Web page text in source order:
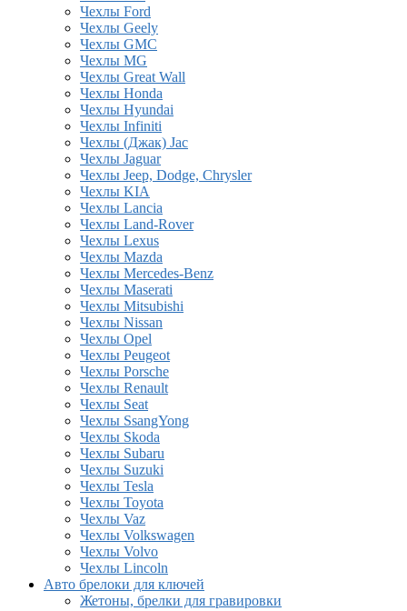
Чехлы Ford
Чехлы Geely
Чехлы GMC
Чехлы MG
Чехлы Great Wall
Чехлы Honda
Чехлы Hyundai
Чехлы Infiniti
Чехлы (Джак) Jac
Чехлы Jaguar
Чехлы Jeep, Dodge, Chrysler
Чехлы KIA
Чехлы Lancia
Чехлы Land-Rover
Чехлы Lexus
Чехлы Mazda
Чехлы Mercedes-Benz
Чехлы Maserati
Чехлы Mitsubishi
Чехлы Nissan
Чехлы Opel
Чехлы Peugeot
Чехлы Porsche
Чехлы Renault
Чехлы Seat
Чехлы SsangYong
Чехлы Skoda
Чехлы Subaru
Чехлы Suzuki
Чехлы Tesla
Чехлы Toyota
Чехлы Vaz
Чехлы Volkswagen
Чехлы Volvo
Чехлы Lincoln
Авто брелоки для ключей
Жетоны, брелки для гравировки